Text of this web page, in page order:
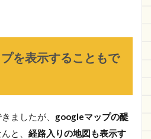
を表示することもで
ましたが、 googleマップの醍
と、 経路入りの地図も表示す